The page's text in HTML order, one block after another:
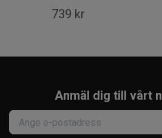
739 kr
Anmäl dig till vårt